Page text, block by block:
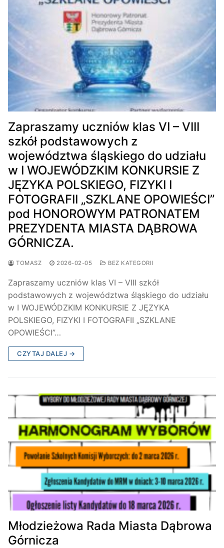
Zapraszamy uczniów klas VI – VIII
szkół podstawowych z
województwa śląskiego do udziału
w I WOJEWÓDZKIM KONKURSIE Z
JĘZYKA POLSKIEGO, FIZYKI I
FOTOGRAFII „SZKLANE OPOWIEŚCI”
pod HONOROWYM PATRONATEM
PREZYDENTA MIASTA DĄBROWA
GÓRNICZA.
TOMASZ 2026-02-05 BEZ KATEGORII
Zapraszamy uczniów klas VI – VIII szkół
podstawowych z województwa śląskiego do udziału
w I WOJEWÓDZKIM KONKURSIE Z JĘZYKA
POLSKIEGO, FIZYKI I FOTOGRAFII „SZKLANE
OPOWIEŚCI”…
CZYTAJ DALEJ →
Młodzieżowa Rada Miasta Dąbrowa
Górnicza